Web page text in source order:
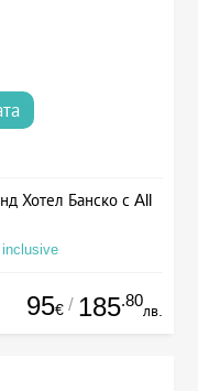
Хотел Банско с All
95€ / 185.80
лв.